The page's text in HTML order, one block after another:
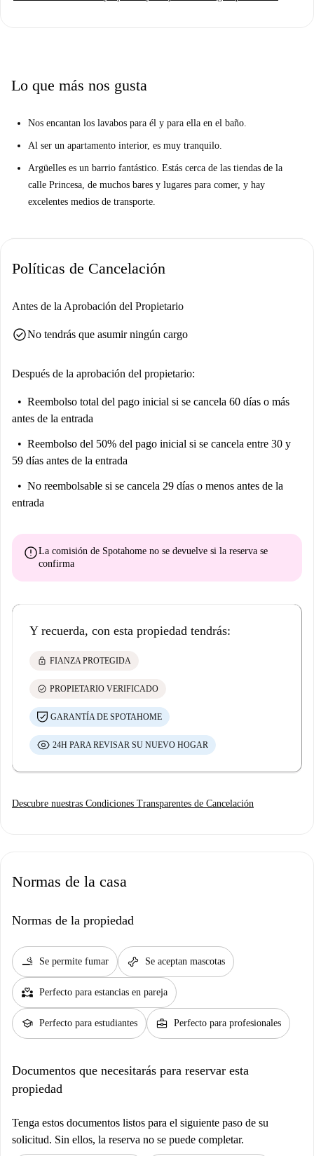
como el Monumento a los Ultraaviadores y el Centro de Arte Moderno
Gaztambide y disfruta de la comodidad que ofrece este apartamento.
Lo que más nos gusta
Nos encantan los lavabos para él y para ella en el baño.
Al ser un apartamento interior, es muy tranquilo.
Argüelles es un barrio fantástico. Estás cerca de las tiendas de la
calle Princesa, de muchos bares y lugares para comer, y hay
excelentes medios de transporte.
Políticas de Cancelación
Antes de la Aprobación del Propietario
check_circleNo tendrás que asumir ningún cargo
Después de la aprobación del propietario:
Reembolso total del pago inicial si se cancela 60 días o más
antes de la entrada
Reembolso del 50% del pago inicial si se cancela entre 30 y
59 días antes de la entrada
No reembolsable si se cancela 29 días o menos antes de la
entrada
errorLa comisión de Spotahome no se devuelve si la reserva se
confirma
Y recuerda, con esta propiedad tendrás:
lock FIANZA PROTEGIDA
check_circle PROPIETARIO VERIFICADO
GARANTÍA DE SPOTAHOME
24H PARA REVISAR SU NUEVO HOGAR
Descubre nuestras Condiciones Transparentes de Cancelación
Normas de la casa
Normas de la propiedad
smoking_rooms Se permite fumar pet_supplies Se aceptan mascotas
partner_heart Perfecto para estancias en pareja
school Perfecto para estudiantes business_center Perfecto para profesionales
Documentos que necesitarás para reservar esta
propiedad
Tenga estos documentos listos para el siguiente paso de su
solicitud. Sin ellos, la reserva no se puede completar.